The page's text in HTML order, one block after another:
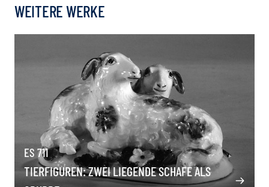
WEITERE WERKE
ES 711
TIERFIGUREN: ZWEI LIEGENDE SCHAFE ALS